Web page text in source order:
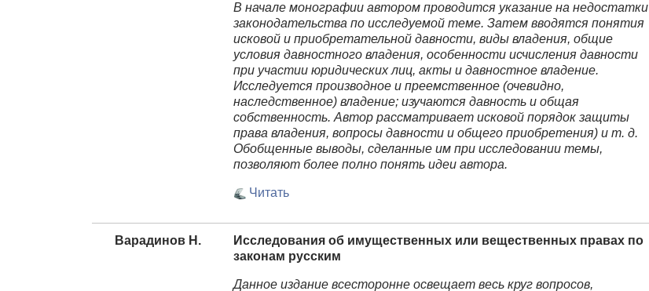
В начале монографии автором проводится указание на недостатки
законодательства по исследуемой теме. Затем вводятся понятия
исковой и приобретательной давности, виды владения, общие
условия давностного владения, особенности исчисления давности
при участии юридических лиц, акты и давностное владение.
Исследуется производное и преемственное (очевидно,
наследственное) владение; изучаются давность и общая
собственность. Автор рассматривает исковой порядок защиты
права владения, вопросы давности и общего приобретения) и т. д.
Обобщенные выводы, сделанные им при исследовании темы,
позволяют более полно понять идеи автора.
Читать
Варадинов Н.
Исследования об имущественных или вещественных правах по
законам русским
Данное издание всесторонне освещает весь круг вопросов,